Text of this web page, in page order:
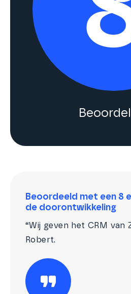
Beoordeeld met een 8
de doorontwikkeling
“Wij geven het CRM van
Robert.